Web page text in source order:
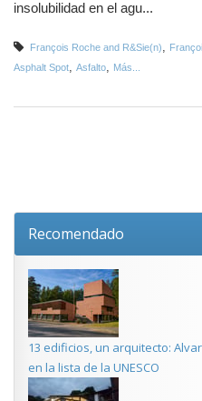
insolubilidad en el agu...
François Roche and R&Sie(n),
Asphalt Spot, Asfalto, Más...
Recomendado
13 edificios, un arquitecto:
en la lista de la UNESCO